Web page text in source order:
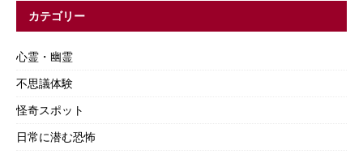
カテゴリー
心霊・幽霊
不思議体験
怪奇スポット
日常に潜む恐怖